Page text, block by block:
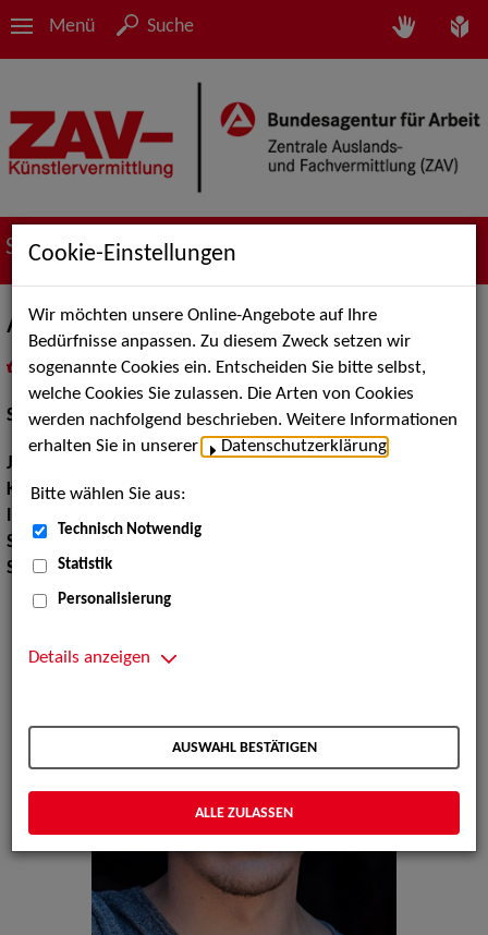
Menü Suche
Suche nach Künstler*innen
Alexander Prizkau
als PDF speichern
inMeine Merklistelegen
Schauspiel:Film und TV
Jahrgang:
Körpergröße:180 cm
Instrument:
Sport:
Sprachen:Englisch, Russisch
Cookie-Einstellungen
Wir möchten unsere Online-Angebote auf Ihre
Bedürfnisse anpassen. Zu diesem Zweck setzen wir
sogenannte Cookies ein. Entscheiden Sie bitte selbst,
welche Cookies Sie zulassen. Die Arten von Cookies
werden nachfolgend beschrieben. Weitere Informationen
erhalten Sie in unserer
Datenschutzerklärung
Bitte wählen Sie aus:
Technisch Notwendig
Statistik
Personalisierung
Details anzeigen
AUSWAHL BESTÄTIGEN
ALLE ZULASSEN